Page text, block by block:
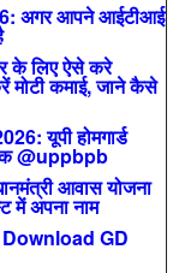
अगर आपने आईटीआई
के लिए ऐसे करे
कमाई, जाने कैसे
यूपी होमगार्ड
@uppbpb
आवास योजना
में अपना नाम
GD